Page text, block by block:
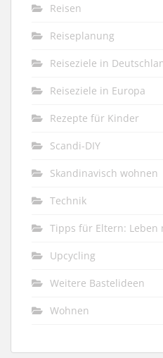
Reisen
Reiseplanung
Reiseziele in
Reiseziele in Europa
Rezepte für Kinder
Scandi-DIY
Skandinavisch wohnen
Technik
Tipps für Eltern: Leben
Upcycling
Weitere Bastelideen
Wohnen